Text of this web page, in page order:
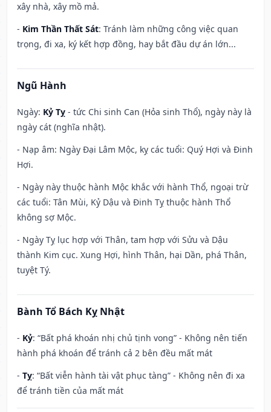
xây nhà, xây mồ mả.
- Kim Thần Thất Sát: Tránh làm những công việc quan
trọng, đi xa, ký kết hợp đồng, hay bắt đầu dự án lớn...
Ngũ Hành
Ngày: Kỷ Tỵ - tức Chi sinh Can (Hỏa sinh Thổ), ngày này là
ngày cát (nghĩa nhật).
- Nạp âm: Ngày Đại Lâm Mộc, kỵ các tuổi: Quý Hợi và Đinh
Hợi.
- Ngày này thuộc hành Mộc khắc với hành Thổ, ngoại trừ
các tuổi: Tân Mùi, Kỷ Dậu và Đinh Tỵ thuộc hành Thổ
không sợ Mộc.
- Ngày Tỵ lục hợp với Thân, tam hợp với Sửu và Dậu
thành Kim cục. Xung Hợi, hình Thân, hại Dần, phá Thân,
tuyệt Tý.
Bành Tổ Bách Kỵ Nhật
- Kỷ: “Bất phá khoán nhị chủ tịnh vong” - Không nên tiến
hành phá khoán để tránh cả 2 bên đều mất mát
- Tỵ: “Bất viễn hành tài vật phục tàng” - Không nên đi xa
để tránh tiền của mất mát